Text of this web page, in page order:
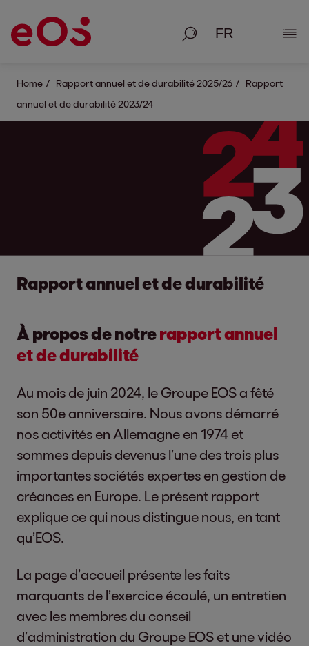
Recherche
Home Rapport annuel et de durabilité 2025/26
Rapport
annuel et de durabilité 2023/24
Rapport annuel et de durabilité
À propos de notrerapport annuel
et de durabilité
Au mois de juin 2024, le Groupe EOS a fêté
son 50e anniversaire. Nous avons démarré
nos activités en Allemagne en 1974 et
sommes depuis devenus l’une des trois plus
importantes sociétés expertes en gestion de
créances en Europe. Le présent rapport
explique ce qui nous distingue nous, en tant
qu’EOS.
La page d’accueil présente les faits
marquants de l’exercice écoulé, un entretien
avec les membres du conseil
d’administration du Groupe EOS et une vidéo